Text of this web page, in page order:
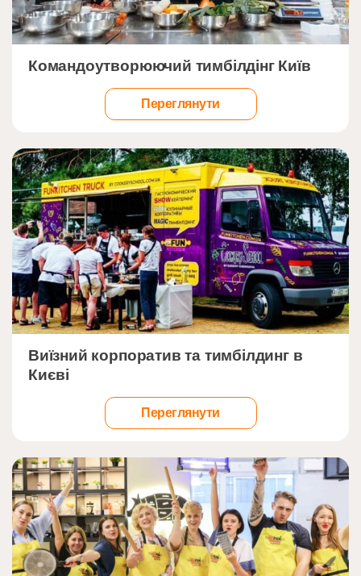
Командоутворюючий тимбілдінг Київ
Переглянути
Виїзний корпоратив та тимбілдинг в
Києві
Переглянути